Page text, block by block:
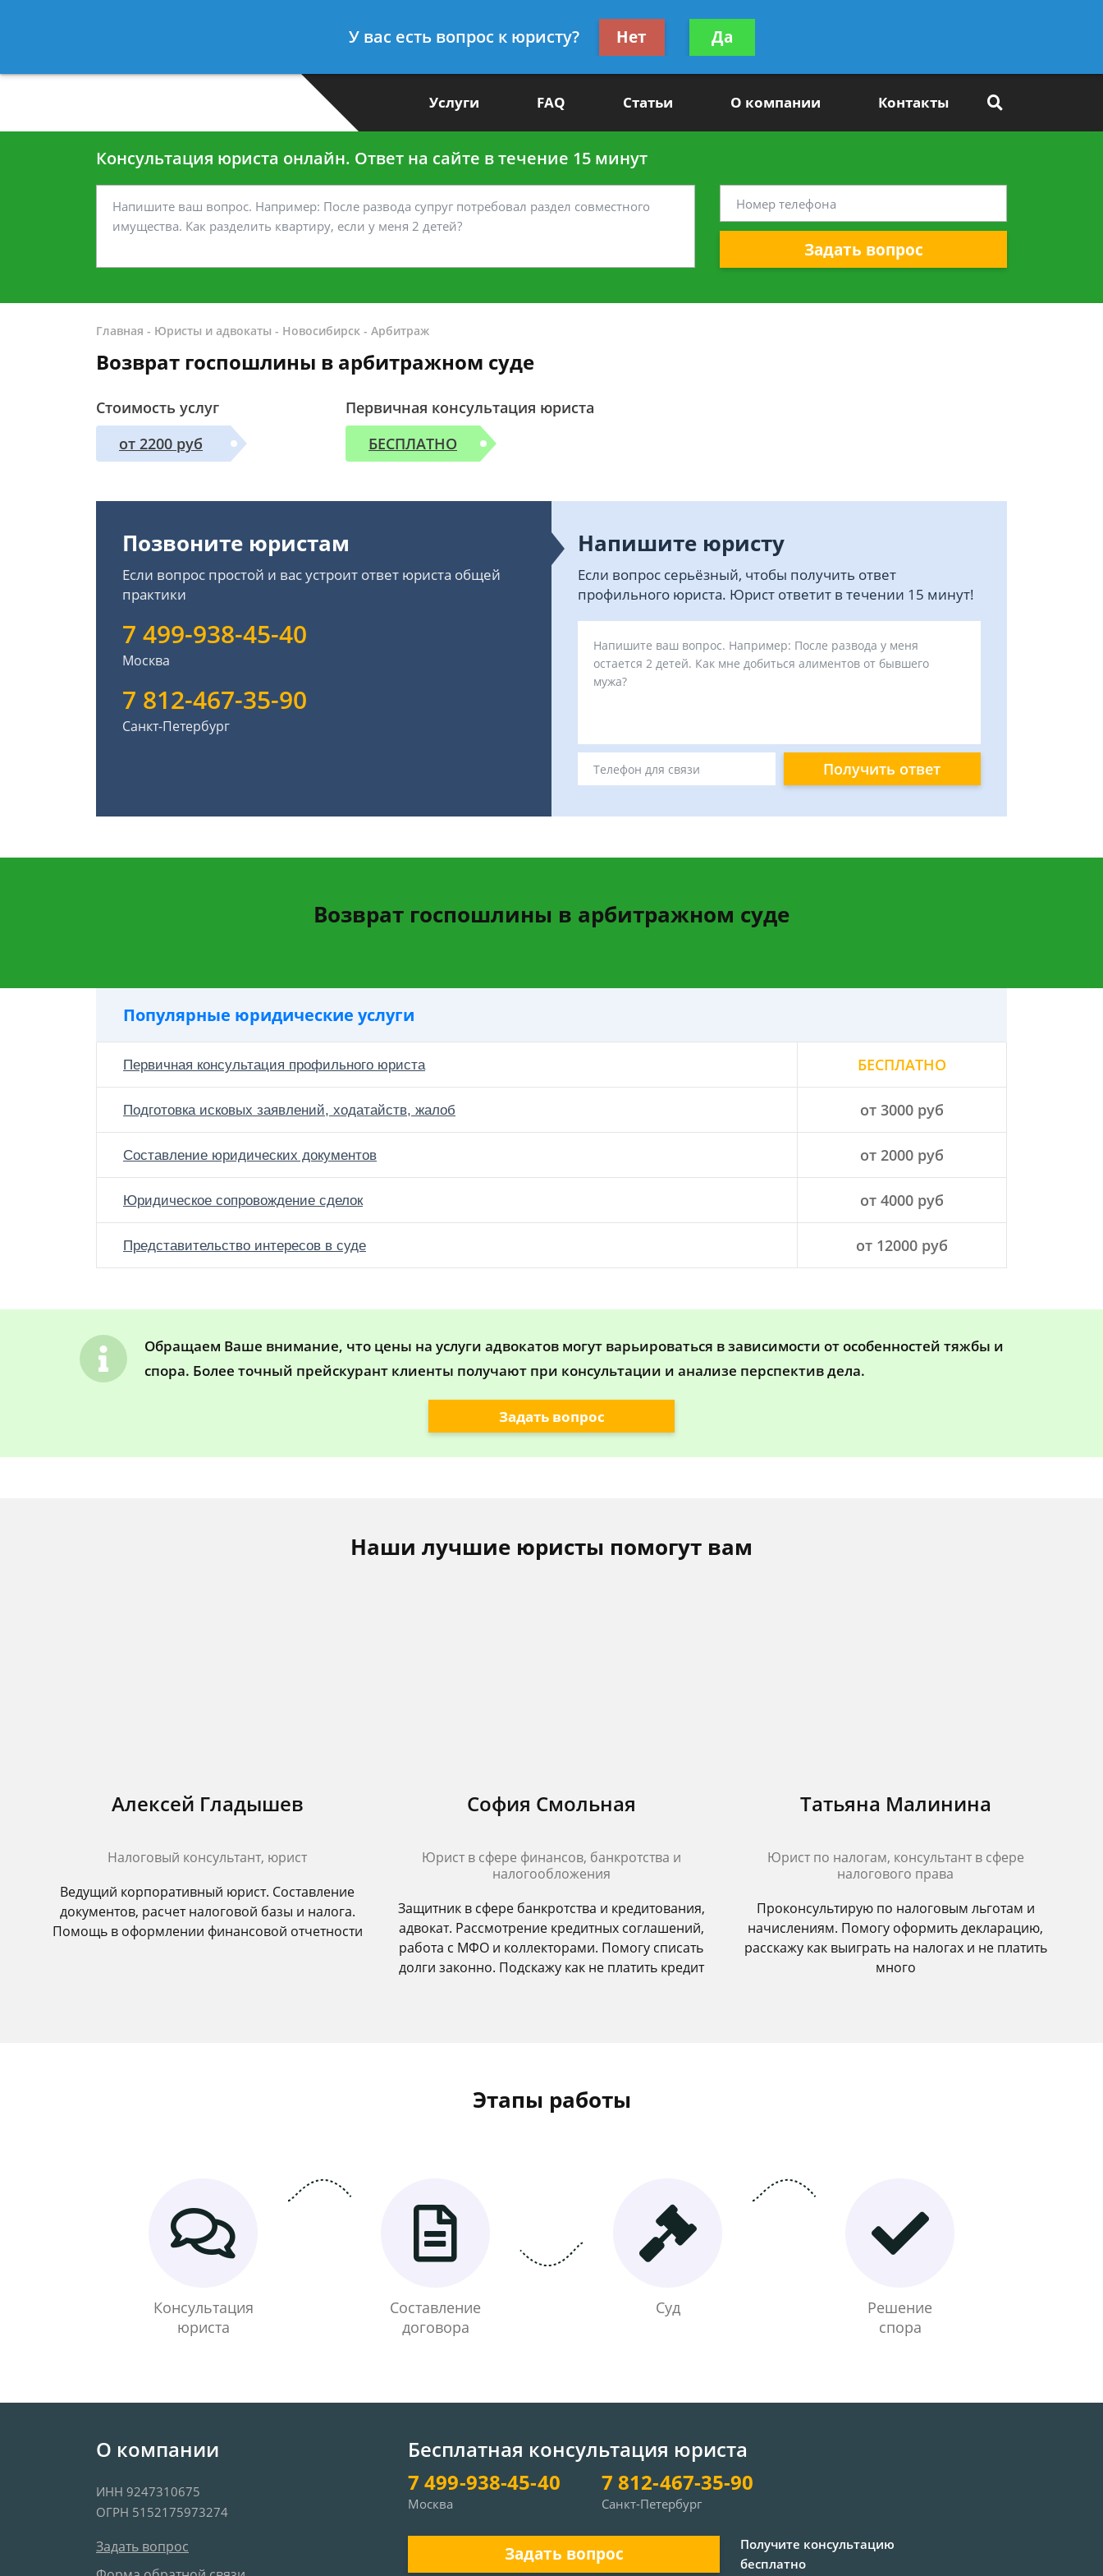
7 812-467-35-90
Получите консультацию
бесплатно
Услуги FAQ Статьи О компании Контакты
Консультация юриста онлайн. Ответ на сайте в течение 15 минут
Задать вопрос
Главная - Юристы и адвокаты - Новосибирск - Арбитраж
Возврат госпошлины в арбитражном суде
Стоимость услуг
от 2200 руб
Первичная консультация юриста
БЕСПЛАТНО
Позвоните юристам
Если вопрос простой и вас устроит ответ юриста общей
практики
7 499-938-45-40
Москва
7 812-467-35-90
Санкт-Петербург
Напишите юристу
Если вопрос серьёзный, чтобы получить ответ
профильного юриста. Юрист ответит в течении 15 минут!
Получить ответ
Возврат госпошлины в арбитражном суде
Популярные юридические услуги
Первичная консультация профильного юриста БЕСПЛАТНО
Подготовка исковых заявлений, ходатайств, жалоб от 3000 руб
Составление юридических документов от 2000 руб
Юридическое сопровождение сделок от 4000 руб
Представительство интересов в суде от 12000 руб
Обращаем Ваше внимание, что цены на услуги адвокатов могут варьироваться в зависимости от особенностей тяжбы и
спора. Более точный прейскурант клиенты получают при консультации и анализе перспектив дела.
Задать вопрос
Наши лучшие юристы помогут вам
Алексей Гладышев
Налоговый консультант, юрист
Ведущий корпоративный юрист. Составление
документов, расчет налоговой базы и налога.
Помощь в оформлении финансовой отчетности
София Смольная
Юрист в сфере финансов, банкротства и
налогообложения
Защитник в сфере банкротства и кредитования,
адвокат. Рассмотрение кредитных соглашений,
работа с МФО и коллекторами. Помогу списать
долги законно. Подскажу как не платить кредит
Татьяна Малинина
Юрист по налогам, консультант в сфере
налогового права
Проконсультирую по налоговым льготам и
начислениям. Помогу оформить декларацию,
расскажу как выиграть на налогах и не платить
много
Этапы работы
Консультация
юриста
Составление
договора
Суд
Решение
спора
О компании
ИНН 9247310675
ОГРН 5152175973274
Задать вопрос
Бесплатная консультация юриста
7 499-938-45-40
Москва
7 812-467-35-90
Санкт-Петербург
Задать вопрос
Получите консультацию
бесплатно
У вас есть вопрос к юристу? Нет Да